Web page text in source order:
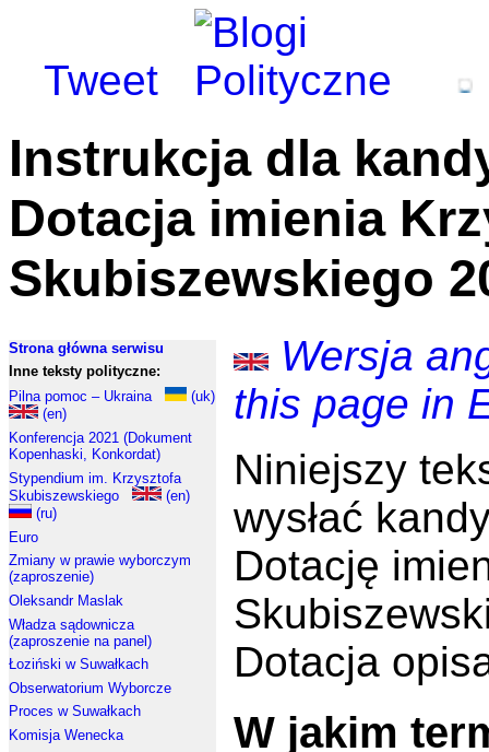
Tweet
Instrukcja dla
Dotacja imienia
Skubiszewskiego
Strona główna serwisu
Inne teksty polityczne:
Pilna pomoc – Ukraina
(uk)
(en)
Konferencja 2021 (Dokument
Kopenhaski, Konkordat)
Stypendium im. Krzysztofa
Skubiszewskiego
(en)
(ru)
Euro
Zmiany w prawie wyborczym
(zaproszenie)
Oleksandr Maslak
Władza sądownicza
(zaproszenie na panel)
Łoziński w Suwałkach
Obserwatorium Wyborcze
Proces w Suwałkach
Komisja Wenecka
Wersja
this page in
Niniejszy
wysłać
Dotację
Dotacja
W jakim